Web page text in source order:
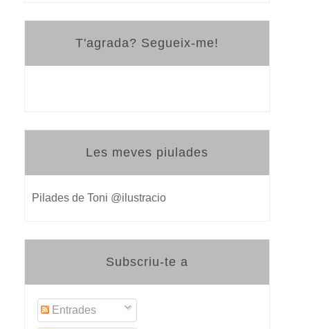
T'agrada? Segueix-me!
Les meves piulades
Pilades de Toni @ilustracio
Subscriu-te a
Entrades